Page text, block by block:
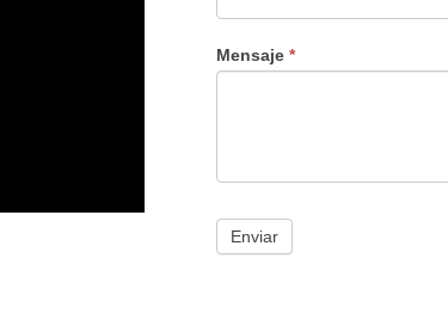
Mensaje *
Enviar